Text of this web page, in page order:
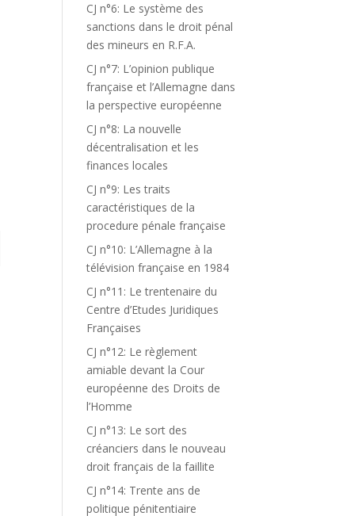
CJ n°6: Le système des
sanctions dans le droit pénal
des mineurs en R.F.A.
CJ n°7: L’opinion publique
française et l’Allemagne dans
la perspective européenne
CJ n°8: La nouvelle
décentralisation et les
finances locales
CJ n°9: Les traits
caractéristiques de la
procedure pénale française
CJ n°10: L’Allemagne à la
télévision française en 1984
CJ n°11: Le trentenaire du
Centre d’Etudes Juridiques
Françaises
CJ n°12: Le règlement
amiable devant la Cour
européenne des Droits de
l’Homme
CJ n°13: Le sort des
créanciers dans le nouveau
droit français de la faillite
CJ n°14: Trente ans de
politique pénitentiaire